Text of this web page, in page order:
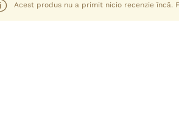
Acest produs nu a primit nicio recenzie încă.